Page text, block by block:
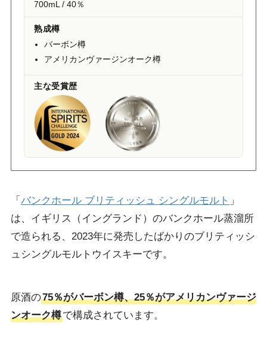
700mL / 40％
熟成樽
バーボン樽
アメリカンヴァージンオーク樽
主な受賞歴
「 バンクホール ブリティッシュ シングルモルト 」
は、イギリス（イングランド）のバンクホール蒸溜所
で造られる、2023年に発売したばかりのブリティッシ
ュシングルモルトウイスキーです。
原酒の75％がバーボン樽、25％がアメリカンヴァージ
ンオーク樽で構成されています。